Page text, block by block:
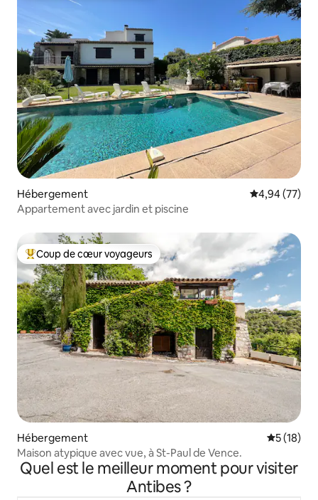
Hébergement Évaluation
4,94 (77)
Appartement avec jardin et piscine
Coups de cœur voyageurs les plus appréciés
Coup de cœur voyageurs
Hébergement
5 (18)
Maison atypique avec vue, à St-Paul de Vence.
Quel est le meilleur moment pour visiter
Antibes ?